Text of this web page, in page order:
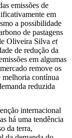
emissões de
em
a possibilidade
de pastagens
Oliveira Silva et
de redução da
em algumas
remove os
melhoria contínua
reduzida
internacional
há uma tendência
da terra,